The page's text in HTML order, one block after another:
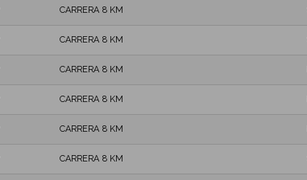
CARRERA 8 KM
CARRERA 8 KM
CARRERA 8 KM
CARRERA 8 KM
CARRERA 8 KM
CARRERA 8 KM